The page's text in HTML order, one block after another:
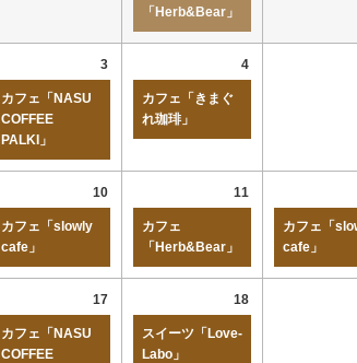
「Herb&Bear」
3
カフェ「NASU
COFFEE
PALKI」
4
カフェ「きまぐ
れ珈琲」
10
カフェ「slowly
cafe」
11
カフェ
「Herb&Bear」
カフェ「
cafe」
17
カフェ「NASU
COFFEE
18
スイーツ「Love-
Labo」